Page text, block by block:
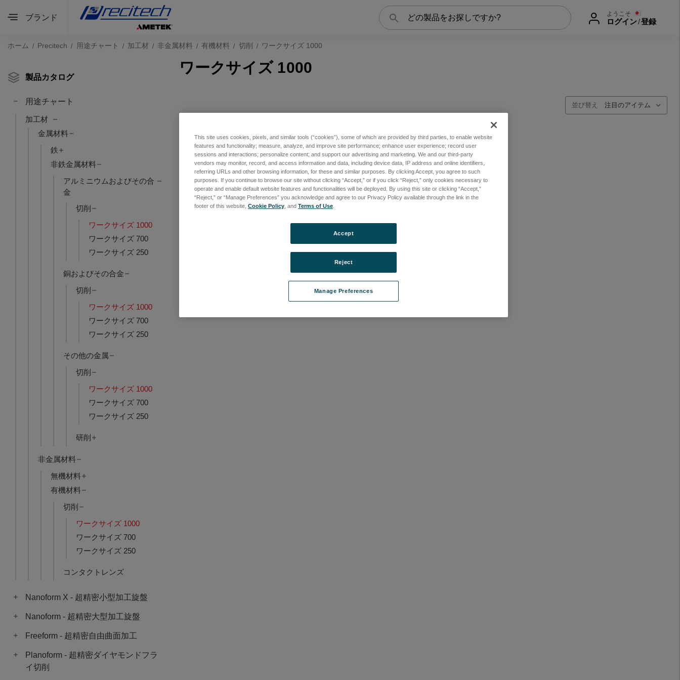
ブランド
検
索
ようこそ
ログイン/登録
ホーム Precitech 用途チャート 加工材 非金属材料 有機材料 切削 ワークサイズ 1000
製品カタログ
用途チャート
加工材
金属材料
鉄
非鉄金属材料
アルミニウムおよびその合
金
切削
ワークサイズ 1000
ワークサイズ 700
ワークサイズ 250
銅およびその合金
切削
ワークサイズ 1000
ワークサイズ 700
ワークサイズ 250
その他の金属
切削
ワークサイズ 1000
ワークサイズ 700
ワークサイズ 250
研削
非金属材料
無機材料
有機材料
切削
ワークサイズ 1000
ワークサイズ 700
ワークサイズ 250
コンタクトレンズ
Nanoform X - 超精密小型加工旋盤
Nanoform - 超精密大型加工旋盤
Freeform - 超精密自由曲面加工
Planoform - 超精密ダイヤモンドフラ
イ切削
ワークサイズ 1000
並び替え
This site uses cookies, pixels, and similar tools (“cookies”), some of which are provided by third parties, to enable website
features and functionality; measure, analyze, and improve site performance; enhance user experience; record user
sessions and interactions; personalize content; and support our advertising and marketing. We and our third-party
vendors may monitor, record, and access information and data, including device data, IP address and online identifiers,
referring URLs and other browsing information, for these and similar purposes. By clicking Accept, you agree to such
purposes. If you continue to browse our site without clicking “Accept,” or if you click “Reject,” only cookies necessary to
operate and enable default website features and functionalities will be deployed. By using this site or clicking “Accept,”
“Reject,” or “Manage Preferences” you acknowledge and agree to our Privacy Policy available through the link in the
footer of this website, Cookie Policy , and Terms of Use
Manage Preferences
Reject
Accept